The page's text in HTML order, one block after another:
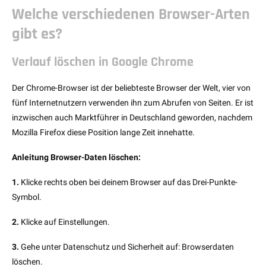
Welche verschiedenen Browser-Arten
gibt es?
Verlauf löschen in Google Chrome
Der Chrome-Browser ist der beliebteste Browser der Welt, vier von
fünf Internetnutzern verwenden ihn zum Abrufen von Seiten. Er ist
inzwischen auch Marktführer in Deutschland geworden, nachdem
Mozilla Firefox diese Position lange Zeit innehatte.
Anleitung Browser-Daten löschen:
1. Klicke rechts oben bei deinem Browser auf das Drei-Punkte-
Symbol.
2. Klicke auf Einstellungen.
3. Gehe unter Datenschutz und Sicherheit auf: Browserdaten
löschen.